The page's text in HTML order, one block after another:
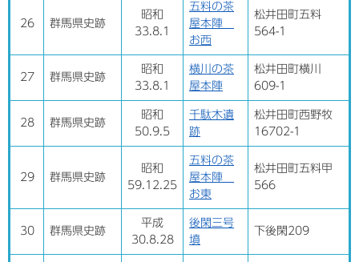
26 群馬県史跡
昭和
33.8.1
五料の茶
屋本陣
お西
松井田町五料
564-1
27 群馬県史跡
昭和
33.8.1
横川の茶
屋本陣
松井田町横川
609-1
28 群馬県史跡
昭和
50.9.5
千駄木遺
跡
松井田町西野牧
16702-1
29 群馬県史跡
昭和
59.12.25
五料の茶
屋本陣
お東
松井田町五料甲
566
30 群馬県史跡
平成
30.8.28
後閑三号
墳
下後閑209